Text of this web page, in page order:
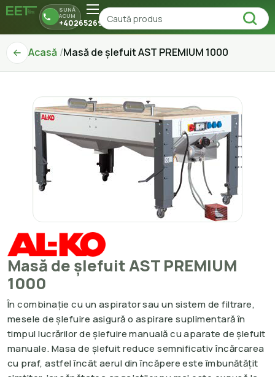
SUNĂ
ACUM
+40265269150
Acasă Masă de șlefuit AST PREMIUM 1000
Masă de șlefuit AST PREMIUM
1000
În combinație cu un aspirator sau un sistem de filtrare,
mesele de șlefuire asigură o aspirare suplimentară în
timpul lucrărilor de șlefuire manuală cu aparate de șlefuit
manuale. Masa de șlefuit reduce semnificativ încărcarea
cu praf, astfel încât aerul din încăpere este îmbunătățit